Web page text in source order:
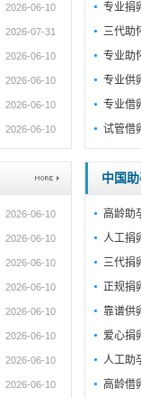
2026-06-10
2026-07-31
2026-06-10
2026-06-10
2026-06-10
2026-06-10
专业捐
三代助
专业助
专业供
专业借
试管借
2026-06-10
2026-06-10
2026-06-10
2026-06-10
2026-06-10
2026-06-10
2026-06-10
2026-06-10
中国
高龄助
人工捐
三代捐
正规捐
靠谱供
爱心捐
人工助
高龄借